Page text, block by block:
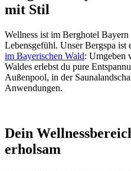
mit Stil
Wellness ist im Berghotel
Lebensgefühl. Unser Bergspa ist
im Bayerischen Wald: Umgeben
Waldes erlebst du pure
Außenpool, in der
Anwendungen.
Dein
erholsam